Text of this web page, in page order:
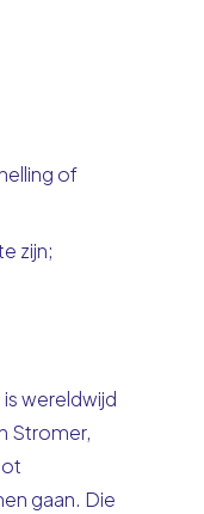
of
zijn;
wereldwijd
Stromer,
gaan. Die